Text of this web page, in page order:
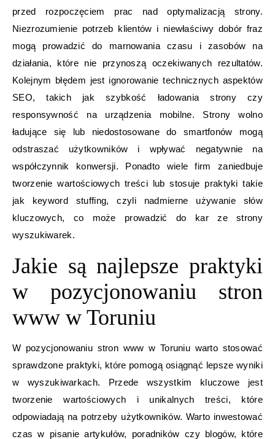
przed rozpoczęciem prac nad optymalizacją strony.
Niezrozumienie potrzeb klientów i niewłaściwy dobór fraz
mogą prowadzić do marnowania czasu i zasobów na
działania, które nie przynoszą oczekiwanych rezultatów.
Kolejnym błędem jest ignorowanie technicznych aspektów
SEO, takich jak szybkość ładowania strony czy
responsywność na urządzenia mobilne. Strony wolno
ładujące się lub niedostosowane do smartfonów mogą
odstraszać użytkowników i wpływać negatywnie na
współczynnik konwersji. Ponadto wiele firm zaniedbuje
tworzenie wartościowych treści lub stosuje praktyki takie
jak keyword stuffing, czyli nadmierne używanie słów
kluczowych, co może prowadzić do kar ze strony
wyszukiwarek.
Jakie są najlepsze praktyki
w pozycjonowaniu stron
www w Toruniu
W pozycjonowaniu stron www w Toruniu warto stosować
sprawdzone praktyki, które pomogą osiągnąć lepsze wyniki
w wyszukiwarkach. Przede wszystkim kluczowe jest
tworzenie wartościowych i unikalnych treści, które
odpowiadają na potrzeby użytkowników. Warto inwestować
czas w pisanie artykułów, poradników czy blogów, które